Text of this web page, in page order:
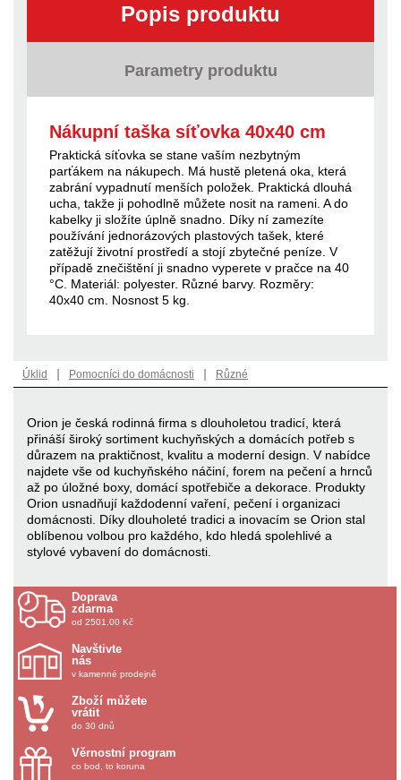
Popis produktu
Parametry produktu
Nákupní taška síťovka 40x40 cm
Praktická síťovka se stane vaším nezbytným
parťákem na nákupech. Má hustě pletená oka, která
zabrání vypadnutí menších položek. Praktická dlouhá
ucha, takže ji pohodlně můžete nosit na rameni. A do
kabelky ji složíte úplně snadno. Díky ní zamezíte
používání jednorázových plastových tašek, které
zatěžují životní prostředí a stojí zbytečné peníze. V
případě znečištění ji snadno vyperete v pračce na 40
°C. Materiál: polyester. Různé barvy. Rozměry:
40x40 cm. Nosnost 5 kg.
Úklid | Pomocníci do domácnosti | Různé
Orion je česká rodinná firma s dlouholetou tradicí, která
přináší široký sortiment kuchyňských a domácích potřeb s
důrazem na praktičnost, kvalitu a moderní design. V nabídce
najdete vše od kuchyňského náčiní, forem na pečení a hrnců
až po úložné boxy, domácí spotřebiče a dekorace. Produkty
Orion usnadňují každodenní vaření, pečení i organizaci
domácnosti. Díky dlouholeté tradici a inovacím se Orion stal
oblíbenou volbou pro každého, kdo hledá spolehlivé a
stylové vybavení do domácnosti.
Doprava
zdarma
od 2501.00 Kč
Navštivte
nás
v kamenné prodejně
Zboží můžete
vrátit
do 30 dnů
Věrnostní program
co bod, to koruna